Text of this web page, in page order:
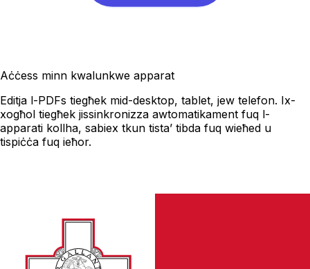
Aċċess minn kwalunkwe apparat
Editja l-PDFs tiegħek mid-desktop, tablet, jew telefon. Ix-
xogħol tiegħek jissinkronizza awtomatikament fuq l-
apparati kollha, sabiex tkun tista’ tibda fuq wieħed u
tispiċċa fuq ieħor.